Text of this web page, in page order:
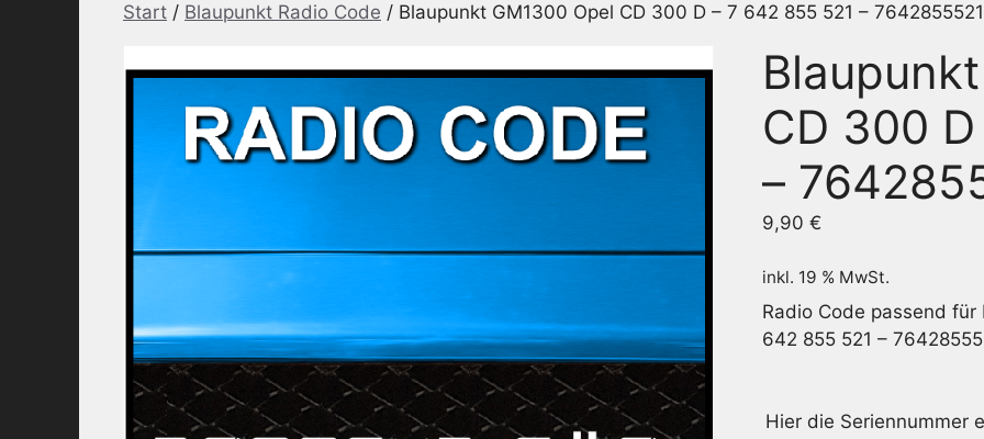
Start / Blaupunkt Radio Code / Blaupunkt GM1300 Opel CD 300 D – 7 642 855 521 – 7642855521
CD 300
–
9,90€
inkl. 19 % MwSt.
Radio Code passend
642 855 521 –
Hier die Seriennummer